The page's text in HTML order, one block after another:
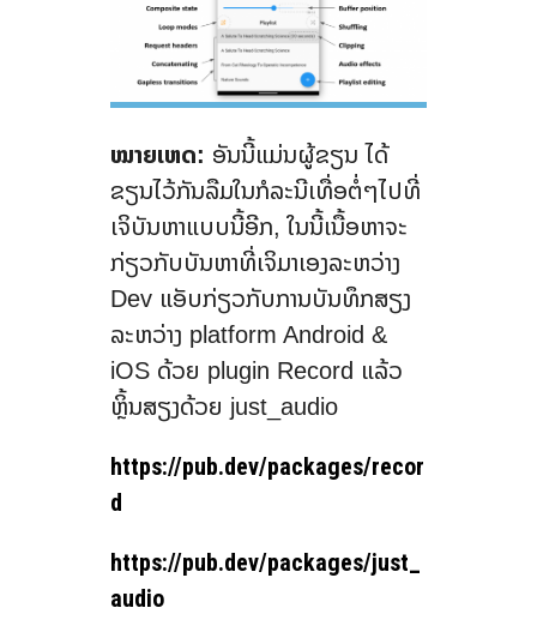
ໝາຍເຫດ: ອັນນີ້ແມ່ນຜູ້ຂຽນ ໄດ້
ຂຽນໄວ້ກັນລືມໃນກໍລະນີເທື່ອຕໍ່ໆໄປທີ່
ເຈິບັນຫາແບບນີ້ອີກ, ໃນນີ້ເນື້ອຫາຈະ
ກ່ຽວກັບບັນຫາທີ່ເຈິມາເອງລະຫວ່າງ
Dev ແອັບກ່ຽວກັບການບັນທຶກສຽງ
ລະຫວ່າງ platform Android &
iOS ດ້ວຍ plugin Record ແລ້ວ
ຫຼິ້ນສຽງດ້ວຍ just_audio
https://pub.dev/packages/recor
d
https://pub.dev/packages/just_
audio